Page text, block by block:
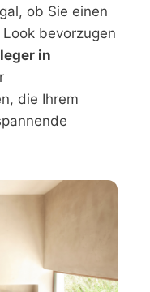
ob Sie einen
bevorzugen
in
die Ihrem